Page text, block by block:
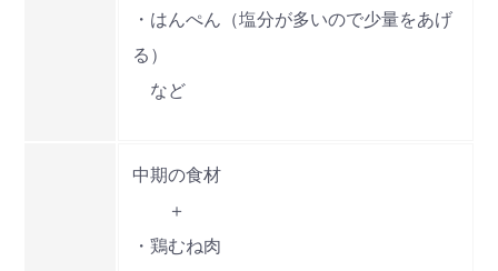
・はんぺん（塩分が多いので少量をあげ
る）
など
中期の食材
＋
・鶏むね肉